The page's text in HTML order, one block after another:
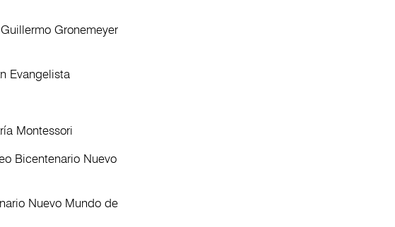
Gronemeyer
Evangelista
Montessori
Bicentenario Nuevo
Nuevo Mundo de